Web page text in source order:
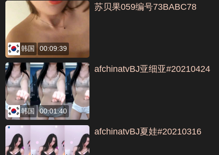
韩国 00:09:39
苏贝果059编号73BABC78
韩国 00:01:40
afchinatvBJ亚细亚#20210424
afchinatvBJ夏娃#20210316